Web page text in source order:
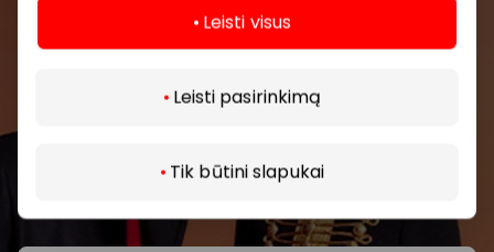
Leisti visus
Leisti pasirinkimą
Tik būtini slapukai
Pirmieji sužinokite apie geriausius pasiūlymus,
prekybos centro.
Daugiau